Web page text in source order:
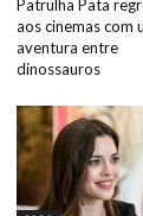
Patrulha Pata
aos cinemas com
aventura entre
dinossauros